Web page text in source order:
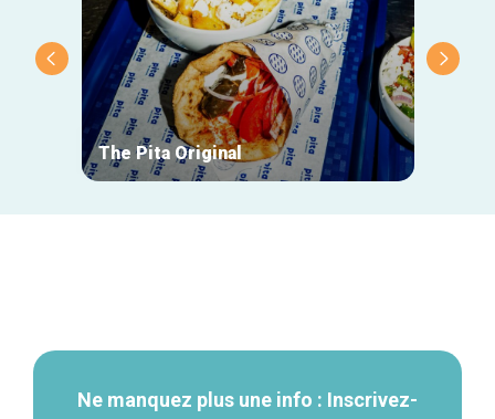
The Pita Original
Ne manquez plus une info : Inscrivez-